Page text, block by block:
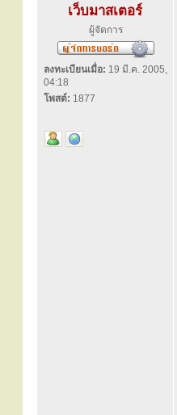
เว็บมาสเตอร์
ผู้จัดการ
ลงทะเบียนเมื่อ: 19 มี.ค. 2005,
04:18
โพสต์: 1877